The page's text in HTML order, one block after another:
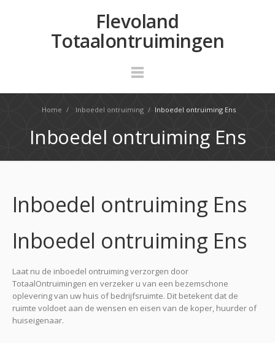
Flevoland
Totaalontruimingen
Home / Inboedel ontruiming / Inboedel ontruiming Ens
Inboedel ontruiming Ens
Inboedel ontruiming Ens
Inboedel ontruiming Ens
Laat nu de inboedel ontruiming verzorgen door
TotaalOntruimingen en verzeker u van een bezemschone
oplevering van uw huis of bedrijfsruimte. Dit betekent dat de
ruimte voldoet aan de wensen en eisen van de koper, huurder of
huiseigenaar.